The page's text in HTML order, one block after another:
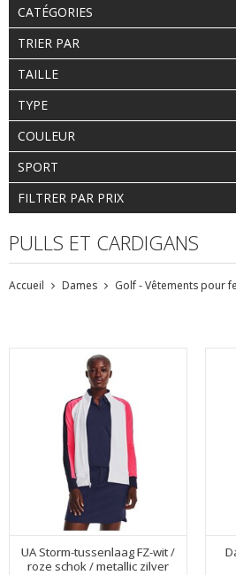
CATÉGORIES
TRIER PAR
TAILLE
TYPE
COULEUR
SPORT
FILTRER PAR PRIX
PULLS ET CARDIGANS
Accueil Dames Golf - Vêtements pour
UA Storm-tussenlaag FZ-wit /
roze schok / metallic zilver